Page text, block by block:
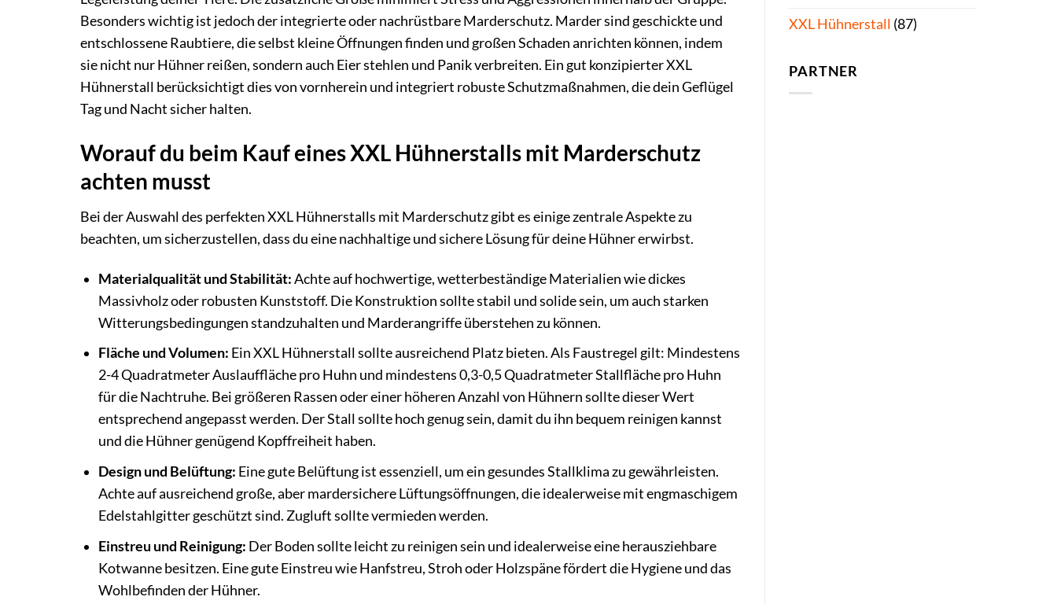
Besonders wichtig ist jedoch der integrierte oder nachrüstbare Marderschutz. Marder sind geschickte und
entschlossene Raubtiere, die selbst kleine Öffnungen finden und großen Schaden anrichten können, indem
sie nicht nur Hühner reißen, sondern auch Eier stehlen und Panik verbreiten. Ein gut konzipierter XXL
Hühnerstall berücksichtigt dies von vornherein und integriert robuste Schutzmaßnahmen, die dein Geflügel
Tag und Nacht sicher halten.
Worauf du beim Kauf eines XXL Hühnerstalls mit Marderschutz
achten musst
Bei der Auswahl des perfekten XXL Hühnerstalls mit Marderschutz gibt es einige zentrale Aspekte zu
beachten, um sicherzustellen, dass du eine nachhaltige und sichere Lösung für deine Hühner erwirbst.
Materialqualität und Stabilität:Achte auf hochwertige, wetterbeständige Materialien wie dickes
Massivholz oder robusten Kunststoff. Die Konstruktion sollte stabil und solide sein, um auch starken
Witterungsbedingungen standzuhalten und Marderangriffe überstehen zu können.
Fläche und Volumen: Ein XXL Hühnerstall sollte ausreichend Platz bieten. Als Faustregel gilt: Mindestens
2-4 Quadratmeter Auslauffläche pro Huhn und mindestens 0,3-0,5 Quadratmeter Stallfläche pro Huhn
für die Nachtruhe. Bei größeren Rassen oder einer höheren Anzahl von Hühnern sollte dieser Wert
entsprechend angepasst werden. Der Stall sollte hoch genug sein, damit du ihn bequem reinigen kannst
und die Hühner genügend Kopffreiheit haben.
Design und Belüftung: Eine gute Belüftung ist essenziell, um ein gesundes Stallklima zu gewährleisten.
Achte auf ausreichend große, aber mardersichere Lüftungsöffnungen, die idealerweise mit engmaschigem
Edelstahlgitter geschützt sind. Zugluft sollte vermieden werden.
Einstreu und Reinigung: Der Boden sollte leicht zu reinigen sein und idealerweise eine herausziehbare
Kotwanne besitzen. Eine gute Einstreu wie Hanfstreu, Stroh oder Holzspäne fördert die Hygiene und das
Wohlbefinden der Hühner.
XXL Hühnerstall (87)
PARTNER